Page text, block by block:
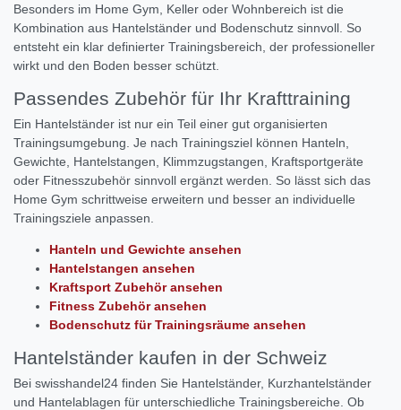
Besonders im Home Gym, Keller oder Wohnbereich ist die
Kombination aus Hantelständer und Bodenschutz sinnvoll. So
entsteht ein klar definierter Trainingsbereich, der professioneller
wirkt und den Boden besser schützt.
Passendes Zubehör für Ihr Krafttraining
Ein Hantelständer ist nur ein Teil einer gut organisierten
Trainingsumgebung. Je nach Trainingsziel können Hanteln,
Gewichte, Hantelstangen, Klimmzugstangen, Kraftsportgeräte
oder Fitnesszubehör sinnvoll ergänzt werden. So lässt sich das
Home Gym schrittweise erweitern und besser an individuelle
Trainingsziele anpassen.
Hanteln und Gewichte ansehen
Hantelstangen ansehen
Kraftsport Zubehör ansehen
Fitness Zubehör ansehen
Bodenschutz für Trainingsräume ansehen
Hantelständer kaufen in der Schweiz
Bei swisshandel24 finden Sie Hantelständer, Kurzhantelständer
und Hantelablagen für unterschiedliche Trainingsbereiche. Ob